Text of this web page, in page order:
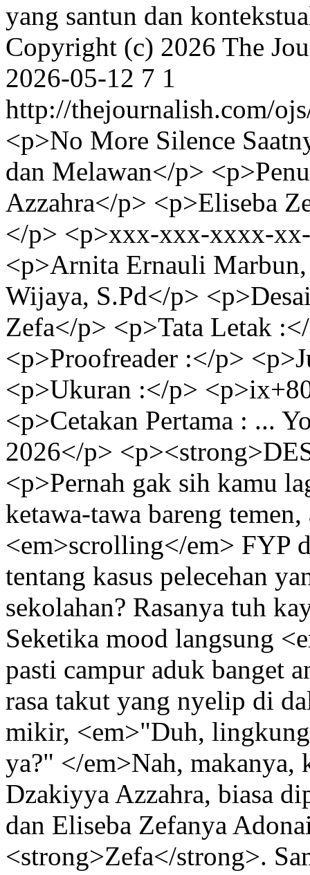
yang santun dan
Copyright (c) 2026 The
2026-05-12 7 1
http://thejournalish.com/
<p>No More Silence
dan Melawan</p>
Azzahra</p> <p>Eliseba
</p> <p>xxx-xxx-xxxx-
<p>Arnita Ernauli
Wijaya, S.Pd</p>
Zefa</p> <p>Tata Letak
<p>Proofreader :</p>
<p>Ukuran :</p>
<p>Cetakan Pertama : ...
2026</p>
<p>Pernah gak sih kamu
ketawa-tawa bareng
<em>scrolling</em> FYP
tentang kasus pelecehan
sekolahan? Rasanya tuh
Seketika mood langsung
pasti campur aduk banget
rasa takut yang nyelip di
mikir, <em>"Duh,
ya?" </em>Nah, makanya,
Dzakiyya Azzahra, biasa
dan Eliseba Zefanya
<strong>Zefa</strong>.